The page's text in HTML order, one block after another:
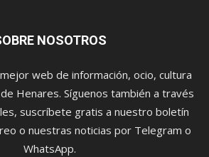
NOSOTROS
web de información, ocio, cultura
Henares. Síguenos también a través
suscríbete gratis a nuestro boletín
o nuestras noticias por Telegram o
WhatsApp.